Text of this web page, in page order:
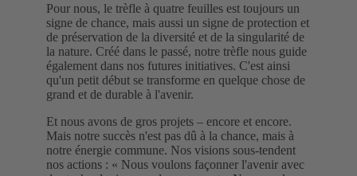
Pour nous, le trèfle à quatre feuilles est toujours un
signe de chance, mais aussi un signe de protection et
de préservation de la diversité et de la singularité de
la nature. Créé dans le passé, notre trèfle nous guide
également dans nos futures initiatives. C'est ainsi
qu'un petit début se transforme en quelque chose de
grand et de durable à l'avenir.
Et nous avons de gros projets – encore et encore.
Mais notre succès n'est pas dû à la chance, mais à
notre énergie commune. Nos visions sous-tendent
nos actions : « Nous voulons façonner l'avenir avec